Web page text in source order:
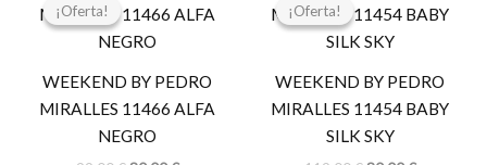
¡Oferta!
¡Oferta!
WEEKEND BY PEDRO
MIRALLES 11466 ALFA
NEGRO
original
era:
actual
¡Oferta!
¡Oferta!
WEEKEND BY PEDRO
MIRALLES 11454 BABY
SILK SKY
original
era:
actual